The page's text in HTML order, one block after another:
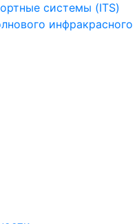
системы (ITS)
инфракрасного